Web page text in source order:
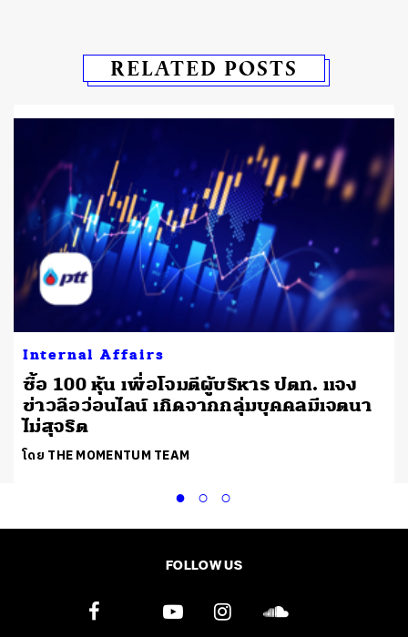
RELATED POSTS
Internal Affairs
ซื้อ 100 หุ้น เพื่อโจมตีผู้บริหาร ปตท. แจง
ข่าวลือว่อนไลน์ เกิดจากกลุ่มบุคคลมีเจตนา
ไม่สุจริต
โดย THE MOMENTUM TEAM
FOLLOW US